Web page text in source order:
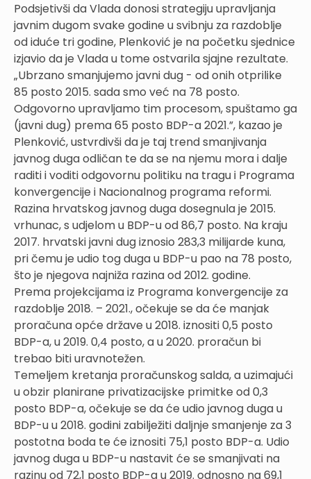
Podsjetivši da Vlada donosi strategiju upravljanja
javnim dugom svake godine u svibnju za razdoblje
od iduće tri godine, Plenković je na početku sjednice
izjavio da je Vlada u tome ostvarila sjajne rezultate.
„Ubrzano smanjujemo javni dug - od onih otprilike
85 posto 2015. sada smo već na 78 posto.
Odgovorno upravljamo tim procesom, spuštamo ga
(javni dug) prema 65 posto BDP-a 2021.”, kazao je
Plenković, ustvrdivši da je taj trend smanjivanja
javnog duga odličan te da se na njemu mora i dalje
raditi i voditi odgovornu politiku na tragu i Programa
konvergencije i Nacionalnog programa reformi.
Razina hrvatskog javnog duga dosegnula je 2015.
vrhunac, s udjelom u BDP-u od 86,7 posto. Na kraju
2017. hrvatski javni dug iznosio 283,3 milijarde kuna,
pri čemu je udio tog duga u BDP-u pao na 78 posto,
što je njegova najniža razina od 2012. godine.
Prema projekcijama iz Programa konvergencije za
razdoblje 2018. – 2021., očekuje se da će manjak
proračuna opće države u 2018. iznositi 0,5 posto
BDP-a, u 2019. 0,4 posto, a u 2020. proračun bi
trebao biti uravnotežen.
Temeljem kretanja proračunskog salda, a uzimajući
u obzir planirane privatizacijske primitke od 0,3
posto BDP-a, očekuje se da će udio javnog duga u
BDP-u u 2018. godini zabilježiti daljnje smanjenje za 3
postotna boda te će iznositi 75,1 posto BDP-a. Udio
javnog duga u BDP-u nastavit će se smanjivati na
razinu od 72,1 posto BDP-a u 2019. odnosno na 69,1